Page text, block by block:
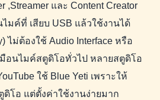
,Streamer และ Content Creator
มค์ที่ เสียบ USB แล้วใช้งานได้
ไม่ต้องใช้ Audio Interface หรือ
อนไมค์สตูดิโอทั่วไป หลายสตูดิโอ
ใช้ Blue Yeti เพราะให้
โอ แต่ตั้งค่าใช้งานง่ายมาก